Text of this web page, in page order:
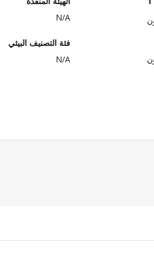
N/A
فئة التصنيف البيئي
N/A